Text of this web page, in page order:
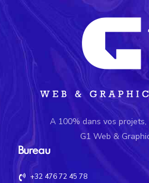
A 100% dans vos
G1 Web &
Bureau
+32 476 72 45 78